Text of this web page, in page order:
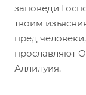
заповеди
твоим
пред
прославляют
Аллилуия.